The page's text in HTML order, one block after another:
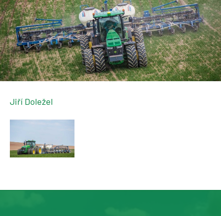
Jiří Doležel